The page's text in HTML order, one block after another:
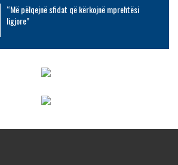
“Më pëlqejnë sfidat që kërkojnë mprehtësi
ligjore”